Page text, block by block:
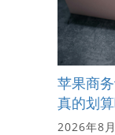
苹果商
真的划
2026年8